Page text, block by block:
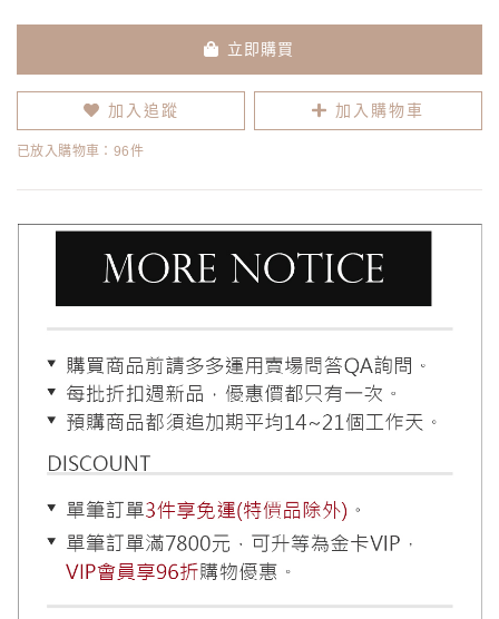
立即購買
加入追蹤 加入購物車
已放入購物車：96件